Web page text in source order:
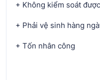
+ Không kiểm soát
+ Phải vệ sinh hàng
+ Tốn nhân công